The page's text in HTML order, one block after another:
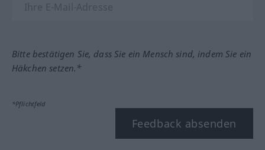
Bitte bestätigen Sie, dass Sie ein Mensch sind, indem Sie ein
Häkchen setzen.*
*Pflichtfeld
Feedback absenden